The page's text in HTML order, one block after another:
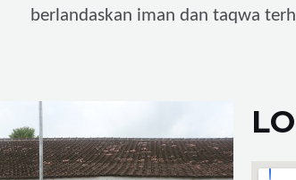
berlandaskan iman dan taqwa